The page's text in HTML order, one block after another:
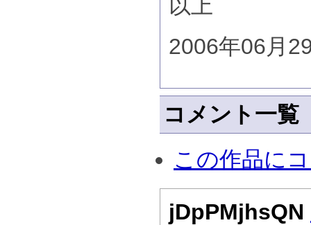
以上
2006年06月
コメント一覧
この作品に
jDpPMjhsQN